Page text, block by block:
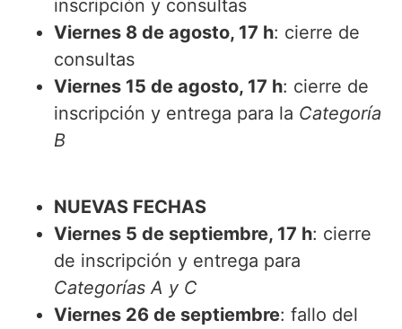
inscripción y consultas
Viernes 8 de agosto, 17 h: cierre de
consultas
Viernes 15 de agosto, 17 h: cierre de
inscripción y entrega para la Categoría
B
NUEVAS FECHAS
Viernes 5 de septiembre, 17 h: cierre
de inscripción y entrega para
Categorías A y C
Viernes 26 de septiembre: fallo del